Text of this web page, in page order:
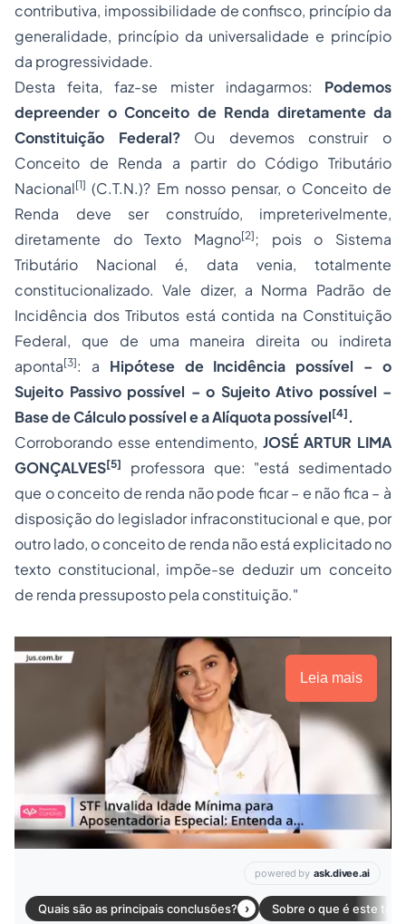
contributiva, impossibilidade de confisco, princípio da
generalidade, princípio da universalidade e princípio
da progressividade.
Desta feita, faz-se mister indagarmos: Podemos
depreender o Conceito de Renda diretamente da
Constituição Federal?Ou devemos construir o
Conceito de Renda a partir do Código Tributário
Nacional[1] (C.T.N.)? Em nosso pensar, o Conceito de
Renda deve ser construído, impreterivelmente,
diretamente do Texto Magno[2] ; pois o Sistema
Tributário Nacional é, data venia, totalmente
constitucionalizado. Vale dizer, a Norma Padrão de
Incidência dos Tributos está contida na Constituição
Federal, que de uma maneira direita ou indireta
aponta[3]: a Hipótese de Incidência possível – o
Sujeito Passivo possível – o Sujeito Ativo possível –
Base de Cálculo possível e a Alíquota possível[4] .
Corroborando esse entendimento, JOSÉ ARTUR LIMA
GONÇALVES[5]
professora que: "está sedimentado
que o conceito de renda não pode ficar – e não fica – à
disposição do legislador infraconstitucional e que, por
outro lado, o conceito de renda não está explicitado no
texto constitucional, impõe-se deduzir um conceito
de renda pressuposto pela constituição."
Leia mais